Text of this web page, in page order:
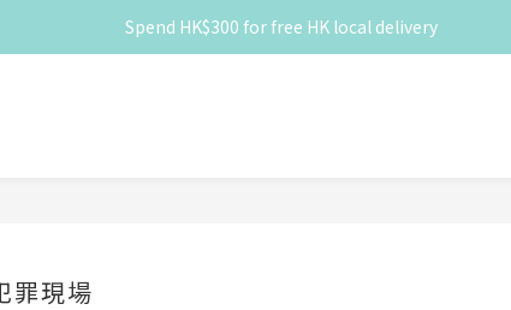
滿 HK$300 免香港本地運費
Spend HK$300 for free HK local delivery
罪現場